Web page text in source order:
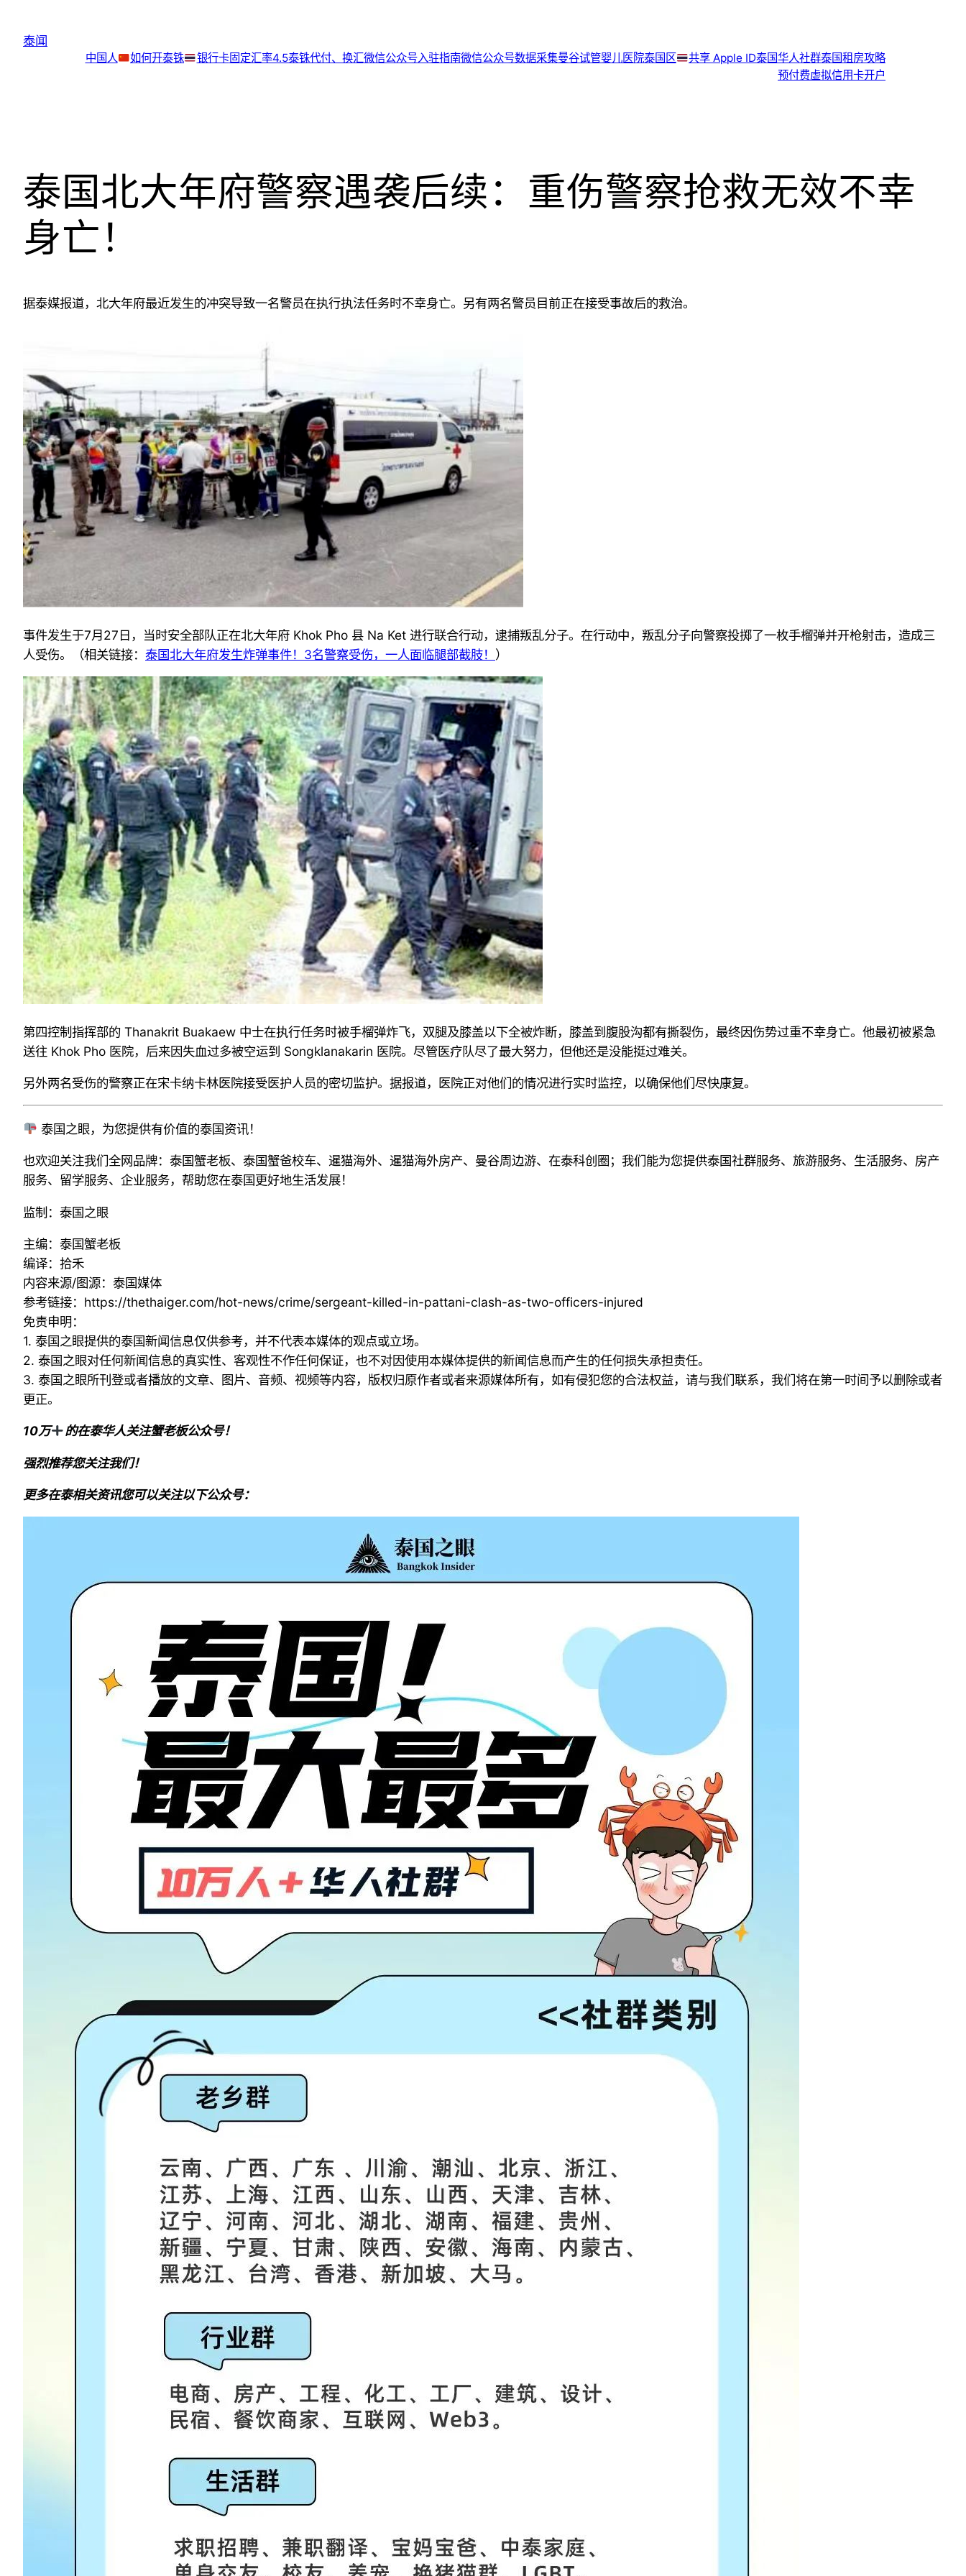
泰闻
中国人 如何开泰铢 银行卡固定汇率4.5泰铢代付、换汇微信公众号入驻指南微信公众号数据采集曼谷试管婴儿医院泰国区 共享 Apple ID泰国华人社群泰国租房攻略
预付费虚拟信用卡开户
泰国北大年府警察遇袭后续：重伤警察抢救无效不幸
身亡！
据泰媒报道， 北大年府最近发生的冲突导致一名警员在执行执法任务时不幸身亡。另有两名警员目前正在接受事故后的救治。
事件发生于7月 27日 ，当时安全部队正在北大年府 Khok Pho 县 Na Ket 进行联合行动，逮捕叛乱分子。在行动中，叛乱分子向警察投掷了一枚手榴弹并开枪射击，造成三
人受伤。
（相关链接： 泰国北大年府发生炸弹事件！3名警察受伤，一人面临腿部截肢！ ）
第四控制指挥部的 Thanakrit Buakaew 中士在执行任务时被手榴弹炸飞，双腿及膝盖以下全被炸断，膝盖到腹股沟都有撕裂伤，最终因伤势过重不幸身亡。他最初被紧急
送往 Khok Pho 医院，后来因失血过多被空运到 Songklanakarin 医院。尽管医疗队尽了最大努力，但他还是没能挺过难关。
另外两名受伤的警察正在宋卡纳卡林医院接受医护人员的密切监护。据报道， 医院正对他们的情况进行实时监控，以确保他们尽快康复。
泰国之眼，为您提供有价值的泰国资讯！
也欢迎关注我们全网品牌：泰国蟹老板、泰国蟹爸校车、暹猫海外、暹猫海外房产、曼谷周边游、 在泰科创圈 ； 我们能为您提供泰国社群服务、旅游服务、生活服务、房产
服务、留学服务、企业服务，帮助您在泰国更好地生活发展！
监制：泰国之眼
主编：泰国蟹老板
编译：拾禾
内容来源/图源：泰国媒体
参考链接： https://thethaiger.com/hot-news/crime/sergeant-killed-in-pattani-clash-as-two-officers-injured
免责申明：
1. 泰国之眼提供的泰国新闻信息仅供参考，并不代表本媒体的观点或立场。
2. 泰国之眼对任何新闻信息的真实性、客观性不作任何保证，也不对因使用本媒体提供的新闻信息而产生的任何损失承担责任。
3. 泰国之眼所刊登或者播放的文章、图片、音频、视频等内容，版权归原作者或者来源媒体所有，如有侵犯您的合法权益，请与我们联系，我们将在第一时间予以删除或者
更正。
10万 的在泰华人关注蟹老板公众号！
强烈推荐您关注我们！
更多在泰相关资讯您可以关注以下公众号：